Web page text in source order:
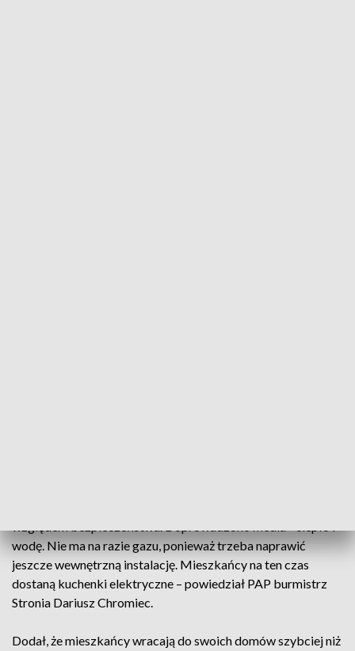
wodę. Nie ma na razie gazu, ponieważ trzeba naprawić
jeszcze wewnętrzną instalację. Mieszkańcy na ten czas
dostaną kuchenki elektryczne – powiedział PAP burmistrz
Stronia Dariusz Chromiec.
Dodał, że mieszkańcy wracają do swoich domów szybciej niż